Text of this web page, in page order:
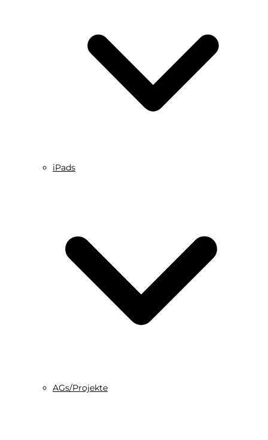
iPads
AGs/Projekte